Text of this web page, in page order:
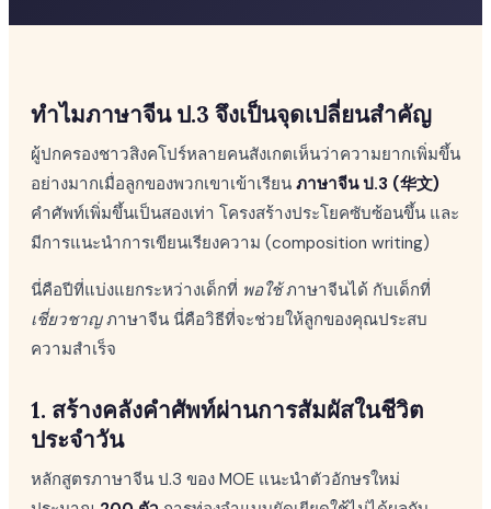
ทำไมภาษาจีน ป.3 จึงเป็นจุดเปลี่ยนสำคัญ
ผู้ปกครองชาวสิงคโปร์หลายคนสังเกตเห็นว่าความยากเพิ่มขึ้น
อย่างมากเมื่อลูกของพวกเขาเข้าเรียน ภาษาจีน ป.3 (华文)
คำศัพท์เพิ่มขึ้นเป็นสองเท่า โครงสร้างประโยคซับซ้อนขึ้น และ
มีการแนะนำการเขียนเรียงความ (composition writing)
นี่คือปีที่แบ่งแยกระหว่างเด็กที่ พอใช้ภาษาจีนได้ กับเด็กที่
เชี่ยวชาญภาษาจีน นี่คือวิธีที่จะช่วยให้ลูกของคุณประสบ
ความสำเร็จ
1. สร้างคลังคำศัพท์ผ่านการสัมผัสในชีวิต
ประจำวัน
หลักสูตรภาษาจีน ป.3 ของ MOE แนะนำตัวอักษรใหม่